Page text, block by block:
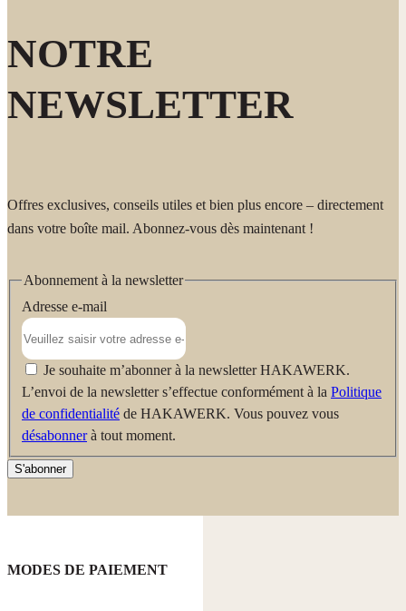
NOTRE
NEWSLETTER
Offres exclusives, conseils utiles et bien plus encore – directement
dans votre boîte mail. Abonnez-vous dès maintenant !
Abonnement à la newsletter
Adresse e-mail
Je souhaite m’abonner à la newsletter HAKAWERK.
L’envoi de la newsletter s’effectue conformément à la Politique
de confidentialité de HAKAWERK. Vous pouvez vous
désabonnerà tout moment.
S'abonner
MODES DE PAIEMENT